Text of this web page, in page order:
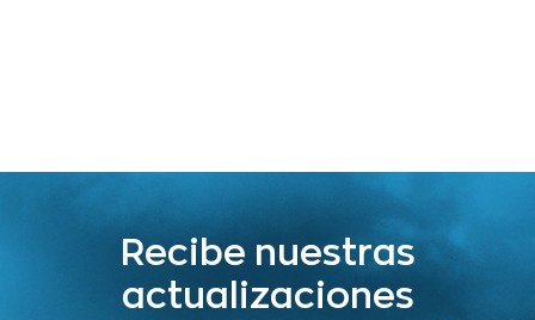
Recibe nuestras
actualizaciones